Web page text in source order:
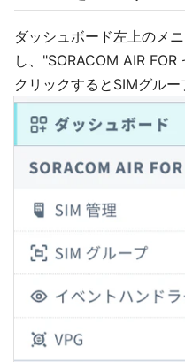
ダッシュボード左上のメ
し、"SORACOM AIR
クリックするとSIMグルー